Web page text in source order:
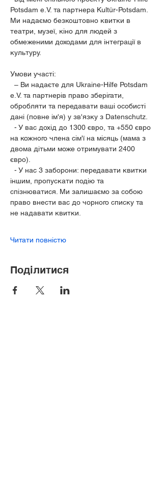
Potsdam e.V. та партнера Kultür-Potsdam.
Ми надаємо безкоштовно квитки в
театри, музеї, кіно для людей з
обмеженими доходами для інтеграції в
культуру.
Умови участі:
e.V. та партнерів право зберігати,
обробляти та передавати ваші особисті
дані (повне ім'я) у зв'язку з Datenschutz.
на кожного члена сім'ї на місяць (мама з
двома дітьми може отримувати 2400
євро).
іншим, пропускати подію та
спізнюватися. Ми залишаємо за собою
право внести вас до чорного списку та
не надавати квитки.
Читати повністю
Поділитися